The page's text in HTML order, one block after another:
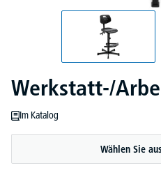
Werkstatt-/
Im Katalog
Wählen Sie